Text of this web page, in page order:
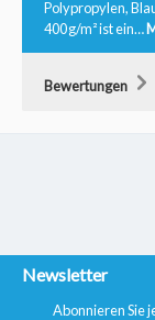
Polypropylen,
400 g/m² ist ein…
Bewertungen
Newsletter
Abonnieren Sie